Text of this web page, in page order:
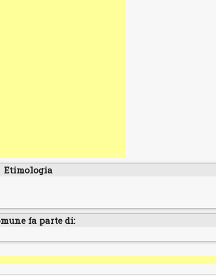
Etimologia
fa parte di: